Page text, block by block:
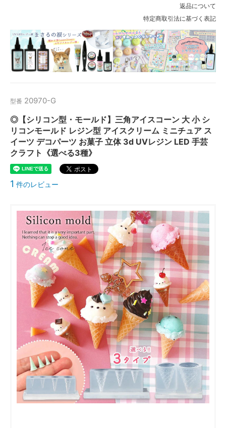
返品について
特定商取引法に基づく表記
型番 20970-G
◎【シリコン型・モールド】三角アイスコーン 大 小 シ
リコンモールド レジン型 アイスクリーム ミニチュア ス
イーツ デコパーツ お菓子 立体 3d UVレジン LED 手芸
クラフト《選べる3種》
1 件のレビュー